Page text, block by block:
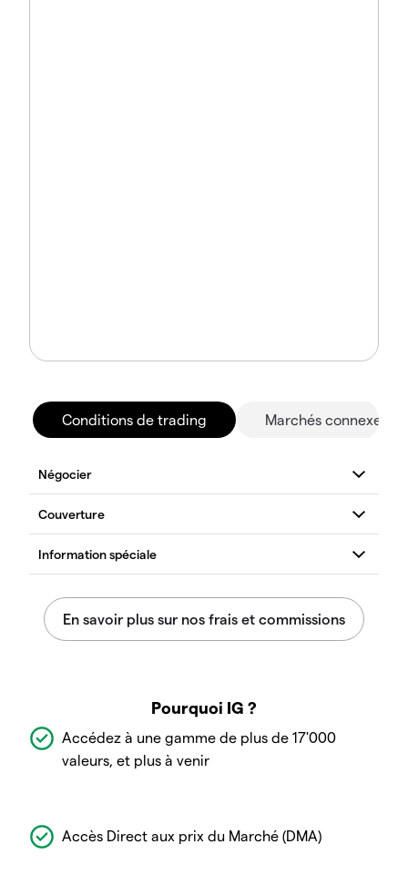
Conditions de trading Marchés connexes
Pourquoi IG ?
Accédez à une gamme de plus de 17'000
valeurs, et plus à venir
Accès Direct aux prix du Marché (DMA)